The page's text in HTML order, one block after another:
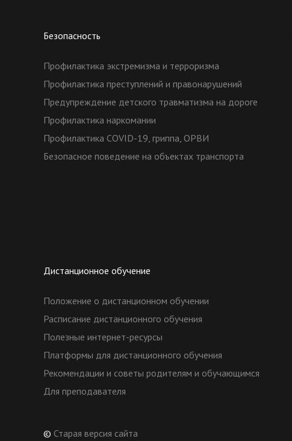
Безопасность
Профилактика экстремизма и терроризма
Профилактика преступлений и правонарушений
Предупреждение детского травматизма на дороге
Профилактика наркомании
Профилактика COVID-19, гриппа, ОРВИ
Безопасное поведение на объектах транспорта
Дистанционное обучение
Положение о дистанционном обучении
Расписание дистанционного обучения
Полезные интернет-ресурсы
Платформы для дистанционного обучения
Рекомендации и советы родителям и обучающимся
Для преподавателя
© Старая версия сайта